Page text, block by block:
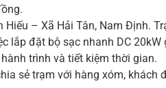
Hiếu – Xã Hải Tân, Nam Định.
lắp đặt bộ sạc nhanh DC
trình và tiết kiệm thời gian.
sẻ trạm với hàng xóm, khách